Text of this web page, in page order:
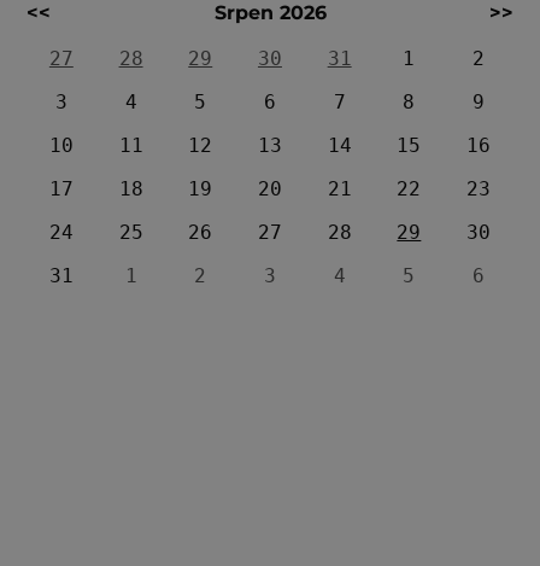
<< Srpen 2026
>>
27
28 29 30 31 1
2
3
4 5 6 7 8
9
10
11 12 13 14 15
16
17
18 19 20 21 22
23
24
25 26 27 28 29
30
31
1 2 3 4 5 6